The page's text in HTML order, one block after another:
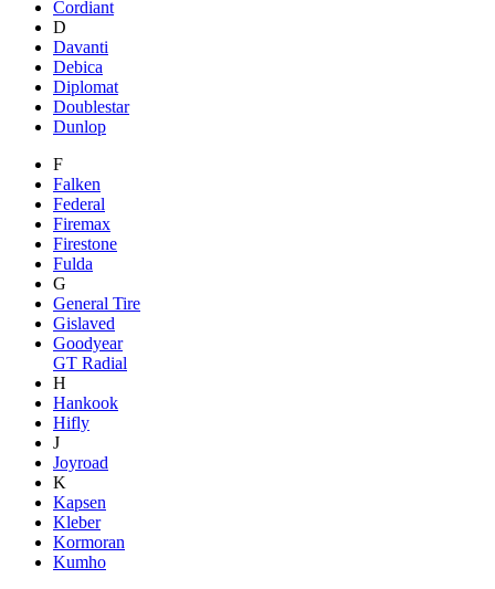
Cordiant
D
Davanti
Debica
Diplomat
Doublestar
Dunlop
F
Falken
Federal
Firemax
Firestone
Fulda
G
General Tire
Gislaved
Goodyear
GT Radial
H
Hankook
Hifly
J
Joyroad
K
Kapsen
Kleber
Kormoran
Kumho